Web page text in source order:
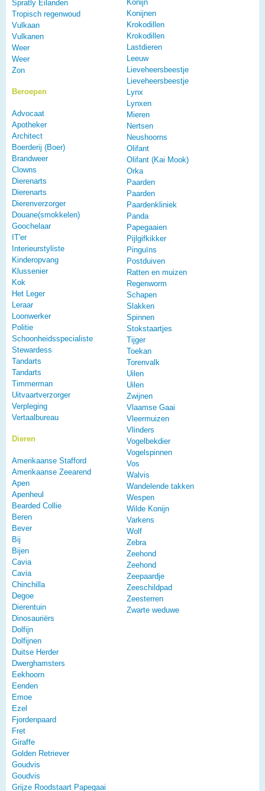
Spratly Eilanden
Tropisch regenwoud
Vulkaan
Vulkanen
Weer
Weer
Zon
Beroepen
Advocaat
Apotheker
Architect
Boerderij (Boer)
Brandweer
Clowns
Dierenarts
Dierenarts
Dierenverzorger
Douane(smokkelen)
Goochelaar
IT'er
Interieurstyliste
Kinderopvang
Klussenier
Kok
Het Leger
Leraar
Loonwerker
Politie
Schoonheidsspecialiste
Stewardess
Tandarts
Tandarts
Timmerman
Uitvaartverzorger
Verpleging
Vertaalbureau
Dieren
Amerikaanse Stafford
Amerikaanse Zeearend
Apen
Apenheul
Bearded Collie
Beren
Bever
Bij
Bijen
Cavia
Cavia
Chinchilla
Degoe
Dierentuin
Dinosauriërs
Dolfijn
Dolfijnen
Duitse Herder
Dwerghamsters
Eekhoorn
Eenden
Emoe
Ezel
Fjordenpaard
Fret
Giraffe
Golden Retriever
Goudvis
Goudvis
Grijze Roodstaart Papegaai
Konijn
Konijnen
Krokodillen
Krokodillen
Lastdieren
Leeuw
Lieveheersbeestje
Lieveheersbeestje
Lynx
Lynxen
Mieren
Nertsen
Neushoorns
Olifant
Olifant (Kai Mook)
Orka
Paarden
Paarden
Paardenkliniek
Panda
Papegaaien
Pijlgifkikker
Pinguïns
Postduiven
Ratten en muizen
Regenworm
Schapen
Slakken
Spinnen
Stokstaartjes
Tijger
Toekan
Torenvalk
Uilen
Uilen
Zwijnen
Vlaamse Gaai
Vleermuizen
Vlinders
Vogelbekdier
Vogelspinnen
Vos
Walvis
Wandelende takken
Wespen
Wilde Konijn
Varkens
Wolf
Zebra
Zeehond
Zeehond
Zeepaardje
Zeeschildpad
Zeesterren
Zwarte weduwe